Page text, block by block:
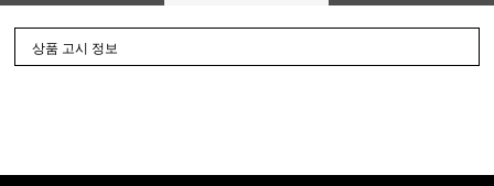
상품 고시 정보